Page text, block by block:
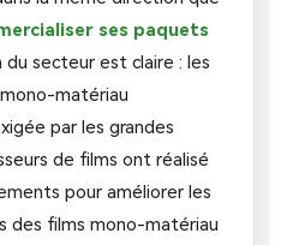
ses paquets
secteur est claire : les
matériau
par les grandes
de films ont réalisé
pour améliorer les
des films mono-matériau